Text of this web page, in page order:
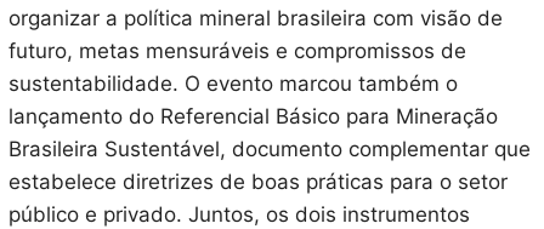
organizar a política mineral brasileira com visão de
futuro, metas mensuráveis e compromissos de
sustentabilidade. O evento marcou também o
lançamento do Referencial Básico para Mineração
Brasileira Sustentável, documento complementar que
estabelece diretrizes de boas práticas para o setor
público e privado. Juntos, os dois instrumentos